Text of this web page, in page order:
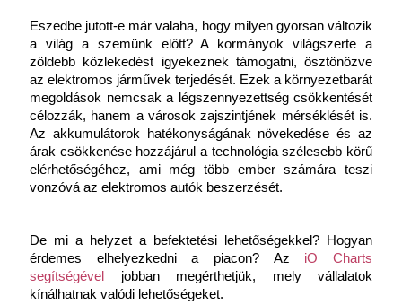
Eszedbe jutott-e már valaha, hogy milyen gyorsan változik
a világ a szemünk előtt? A kormányok világszerte a
zöldebb közlekedést igyekeznek támogatni, ösztönözve
az elektromos járművek terjedését. Ezek a környezetbarát
megoldások nemcsak a légszennyezettség csökkentését
célozzák, hanem a városok zajszintjének mérséklését is.
Az akkumulátorok hatékonyságának növekedése és az
árak csökkenése hozzájárul a technológia szélesebb körű
elérhetőségéhez, ami még több ember számára teszi
vonzóvá az elektromos autók beszerzését.
De mi a helyzet a befektetési lehetőségekkel? Hogyan
érdemes elhelyezkedni a piacon? Az iO Charts
segítségével
jobban megérthetjük, mely vállalatok
kínálhatnak valódi lehetőségeket.